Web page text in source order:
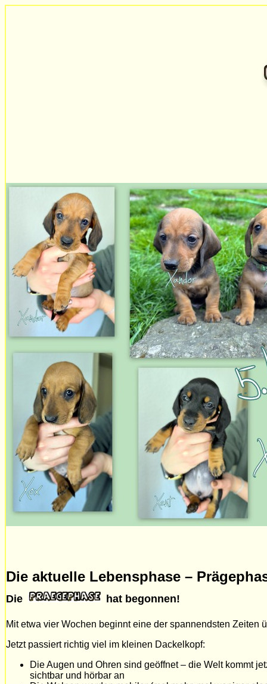
Die aktuelle Lebensphase –
Die hat begonnen!
Mit etwa vier Wochen beginnt eine der spannendsten Zeiten
Jetzt passiert richtig viel im kleinen Dackelkopf:
Die Augen und Ohren sind geöffnet – die Welt kommt
sichtbar und hörbar an